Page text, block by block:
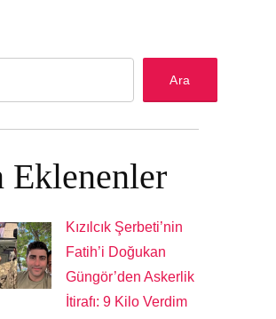
Ara
Eklenenler
Kızılcık Şerbeti’nin
Fatih’i Doğukan
Güngör’den Askerlik
İtirafı: 9 Kilo Verdim